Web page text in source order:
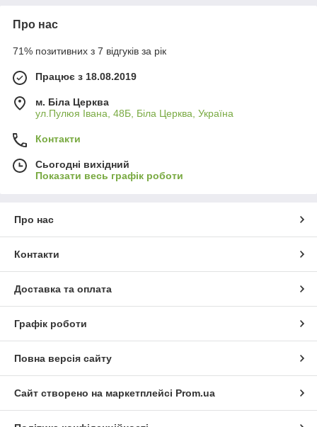
Про нас
71% позитивних з 7 відгуків за рік
Працює з 18.08.2019
м. Біла Церква
ул.Пулюя Івана, 48Б, Біла Церква, Україна
Контакти
Сьогодні вихідний
Показати весь графік роботи
Про нас
Контакти
Доставка та оплата
Графік роботи
Повна версія сайту
Сайт створено на маркетплейсі Prom.ua